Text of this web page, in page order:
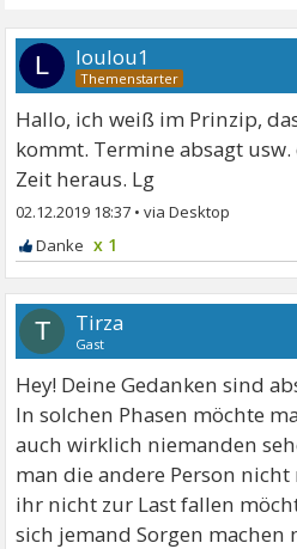
L loulou1
Hallo, ich weiß im Prinzip,
kommt. Termine absagt
Zeit heraus. Lg
02.12.2019 18:37 •
x 1
T Tirza
Gast
Hey! Deine Gedanken sind
In solchen Phasen möchte
auch wirklich niemanden
man die andere Person
ihr nicht zur Last fallen
sich jemand Sorgen machen